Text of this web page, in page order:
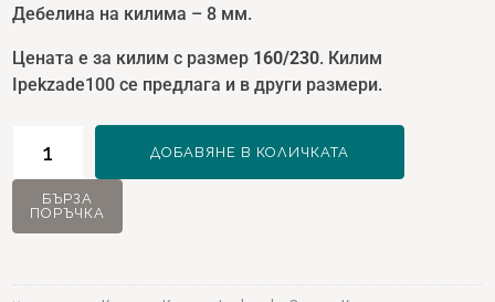
Дебелина на килима – 8 мм.
Цената е за килим с размер 160/230. Килим
Ipekzade100 се предлага и в други размери.
Килим
Ipekzade100
-
ДОБАВЯНЕ В КОЛИЧКАТА
БЪРЗА
ПОРЪЧКА